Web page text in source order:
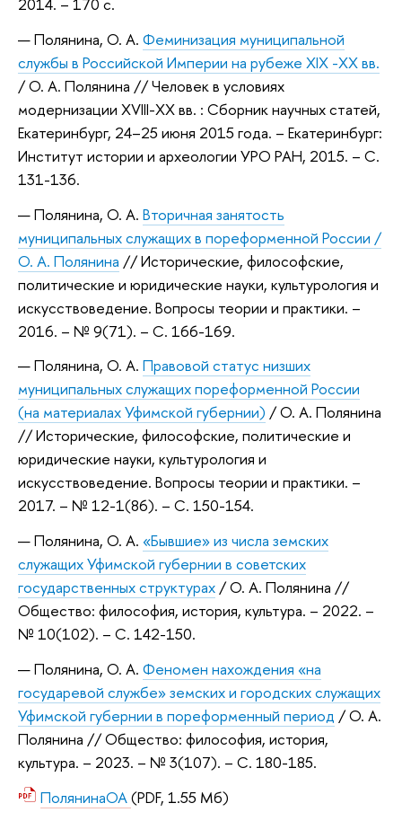
Полянина, О. А. Феминизация муниципальной
службы в Российской Империи на рубеже XIX -XX вв.
/ О. А. Полянина // Человек в условиях
модернизации XVIII-XX вв. : Сборник научных статей,
Екатеринбург, 24–25 июня 2015 года. – Екатеринбург:
Институт истории и археологии УРО РАН, 2015. – С.
131-136.
Полянина, О. А. Вторичная занятость
муниципальных служащих в пореформенной России /
О. А. Полянина // Исторические, философские,
политические и юридические науки, культурология и
искусствоведение. Вопросы теории и практики. –
2016. – № 9(71). – С. 166-169.
Полянина, О. А. Правовой статус низших
муниципальных служащих пореформенной России
(на материалах Уфимской губернии) / О. А. Полянина
// Исторические, философские, политические и
юридические науки, культурология и
искусствоведение. Вопросы теории и практики. –
2017. – № 12-1(86). – С. 150-154.
Полянина, О. А. «Бывшие» из числа земских
служащих Уфимской губернии в советских
государственных структурах / О. А. Полянина //
Общество: философия, история, культура. – 2022. –
№ 10(102). – С. 142-150.
Полянина, О. А. Феномен нахождения «на
государевой службе» земских и городских служащих
Уфимской губернии в пореформенный период / О. А.
Полянина // Общество: философия, история,
культура. – 2023. – № 3(107). – С. 180-185.
ПолянинаОА(PDF, 1.55 Мб)